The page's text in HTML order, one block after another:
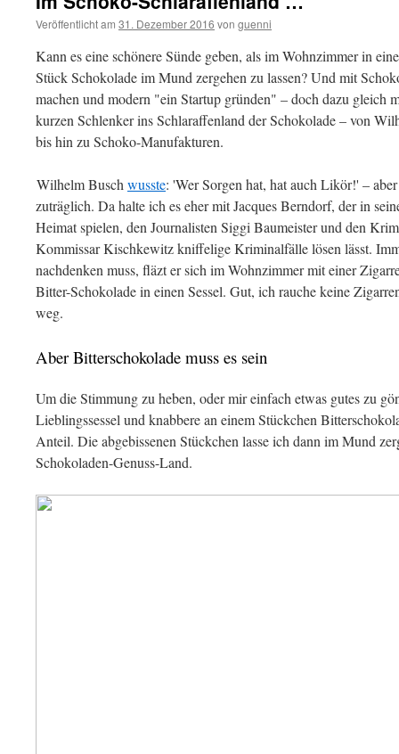
Veröffentlicht am 31. Dezember 2016 von guenni
Kann es eine schönere Sünde geben, als im Wohnzimmer in
Stück Schokolade im Mund zergehen zu lassen? Und mit
machen und modern "ein Startup gründen" – doch dazu gleich
kurzen Schlenker ins Schlaraffenland der Schokolade – von
bis hin zu Schoko-Manufakturen.
Wilhelm Busch wusste: 'Wer Sorgen hat, hat auch Likör!' –
zuträglich. Da halte ich es eher mit Jacques Berndorf, der in
Heimat spielen, den Journalisten Siggi Baumeister und den
Kommissar Kischkewitz kniffelige Kriminalfälle lösen lässt.
nachdenken muss, fläzt er sich im Wohnzimmer mit einer
Bitter-Schokolade in einen Sessel. Gut, ich rauche keine
weg.
Aber Bitterschokolade muss es sein
Um die Stimmung zu heben, oder mir einfach etwas gutes zu
Lieblingssessel und knabbere an einem Stückchen
Anteil. Die abgebissenen Stückchen lasse ich dann im Mund
Schokoladen-Genuss-Land.